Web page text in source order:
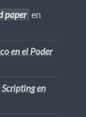
paper en
en el Poder
en